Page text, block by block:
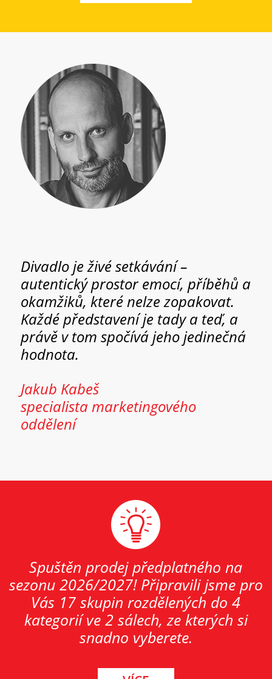
Divadlo je živé setkávání –
autentický prostor emocí, příběhů a
okamžiků, které nelze zopakovat.
Každé představení je tady a teď, a
právě v tom spočívá jeho jedinečná
hodnota.
Jakub Kabeš
specialista marketingového
oddělení
Spuštěn prodej předplatného na
sezonu 2026/2027! Připravili jsme pro
Vás 17 skupin rozdělených do 4
kategorií ve 2 sálech, ze kterých si
snadno vyberete.